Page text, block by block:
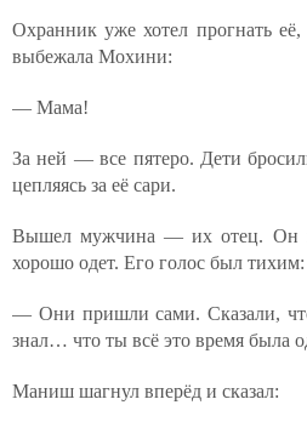
Охранник уже хотел прогнать
выбежала Мохини:
— Мама!
За ней — все пятеро. Дети
цепляясь за её сари.
Вышел мужчина — их отец. Он
хорошо одет. Его голос был тихим:
— Они пришли сами. Сказали,
знал… что ты всё это время была
Маниш шагнул вперёд и сказал: